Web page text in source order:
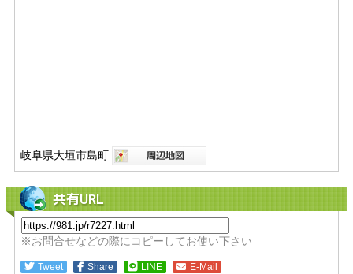
岐阜県大垣市島町
共有URL
※お問合せなどの際にコピーしてお使い下さい
Tweet Share LINE E-Mail